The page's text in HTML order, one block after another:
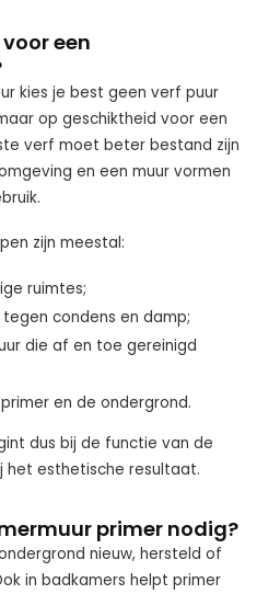
een
kies je best geen verf puur
op geschiktheid voor een
verf moet beter bestand zijn
en een muur vormen
zijn meestal:
ruimtes;
condens en damp;
die af en toe gereinigd
en de ondergrond.
dus bij de functie van de
het esthetische resultaat.
primer nodig?
nieuw, hersteld of
in badkamers helpt primer